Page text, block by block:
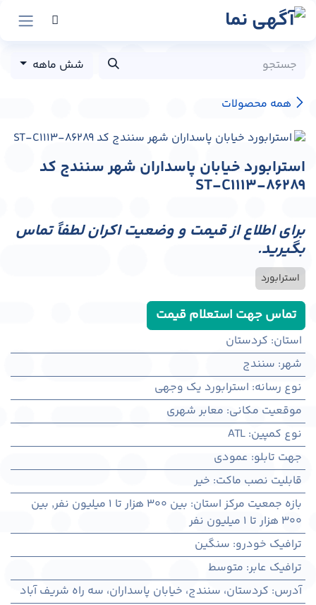
پرش به محتوا
همه محصولات
شش ماهه
استرابورد خیابان پاسداران شهر سنندج کد
ST-C1113-86289
برای اطلاع از قیمت و وضعیت اکران لطفاً تماس
بگیرید.
استرابورد
تماس جهت استعلام قیمت
استان: کردستان
شهر: سنندج
نوع رسانه: استرابورد یک وجهی
موقعیت مکانی: معابر شهری
نوع کمپین:
ATL
جهت تابلو: عمودی
قابلیت نصب ماکت: خیر
بازه جمعیت مرکز استان: بین ۳۰۰ هزار تا ۱ میلیون نفر , بین
۳۰۰ هزار تا ۱ میلیون نفر
ترافیک خودرو: سنگین
ترافیک عابر: متوسط
آدرس: کردستان، سنندج، خیابان پاسداران، سه راه شریف آباد